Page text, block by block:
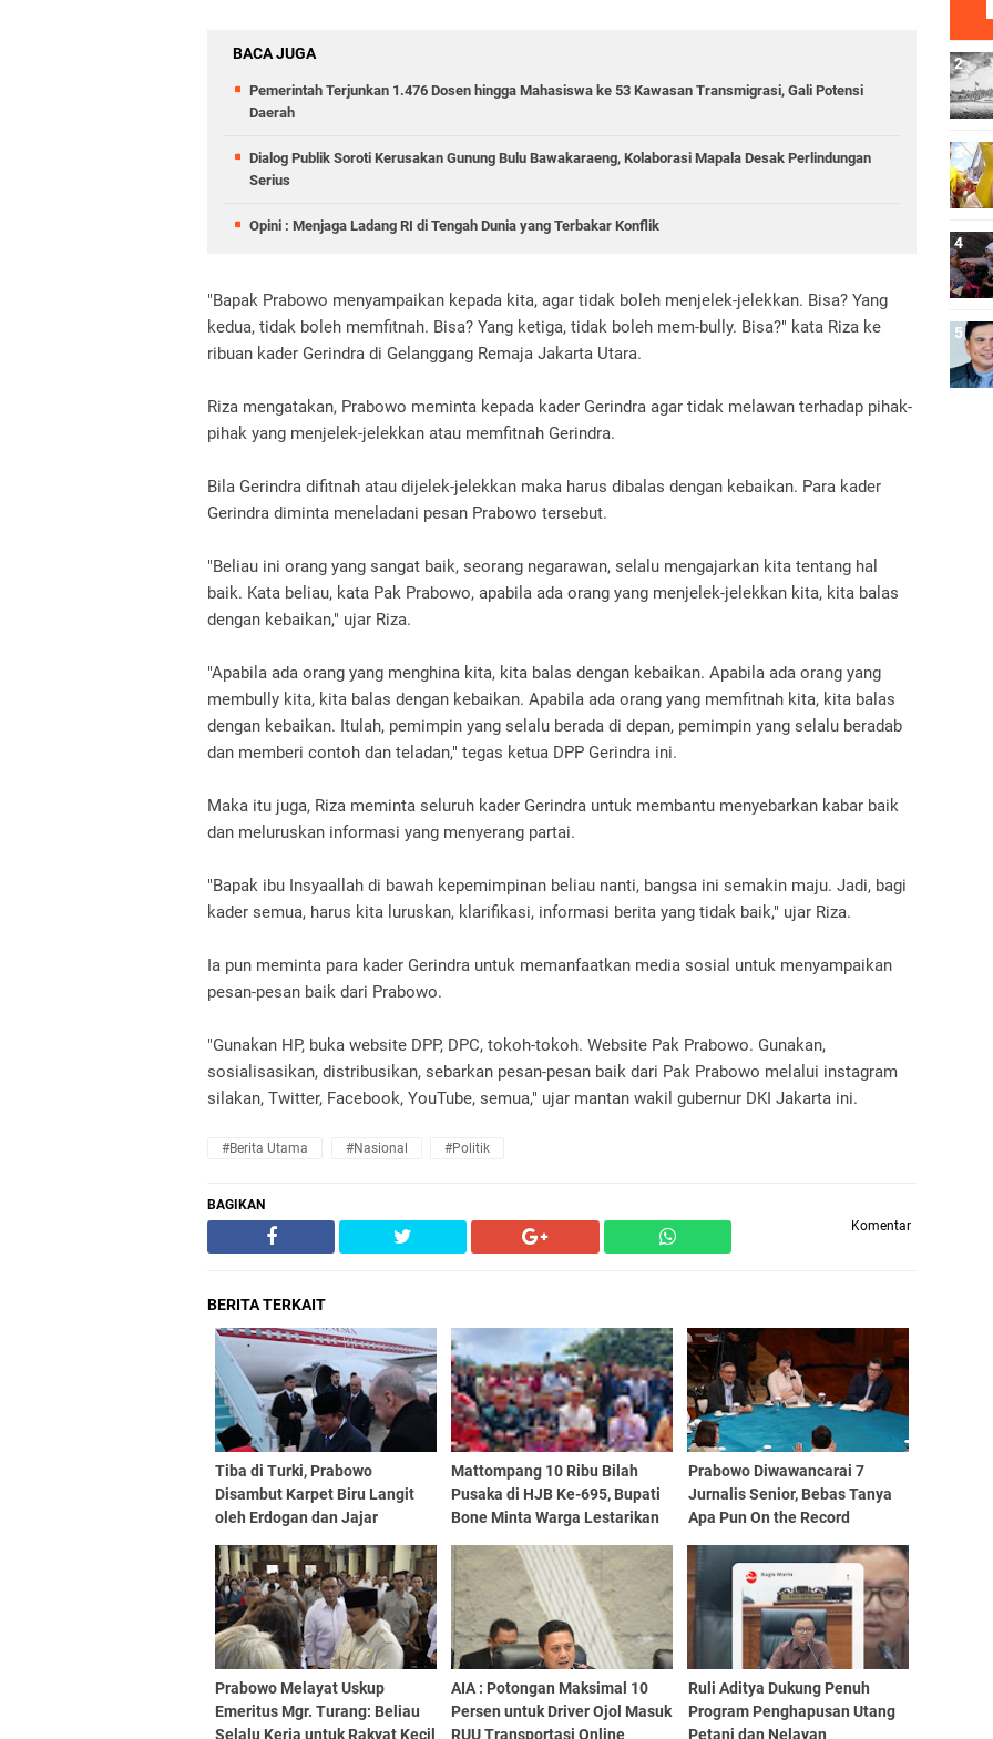
BACA JUGA
Pemerintah Terjunkan 1.476 Dosen hingga Mahasiswa ke 53 Kawasan Transmigrasi, Gali Potensi
Daerah
Dialog Publik Soroti Kerusakan Gunung Bulu Bawakaraeng, Kolaborasi Mapala Desak Perlindungan
Serius
Opini : Menjaga Ladang RI di Tengah Dunia yang Terbakar Konflik
"Bapak Prabowo menyampaikan kepada kita, agar tidak boleh menjelek-jelekkan. Bisa? Yang
kedua, tidak boleh memfitnah. Bisa? Yang ketiga, tidak boleh mem-bully. Bisa?" kata Riza ke
ribuan kader Gerindra di Gelanggang Remaja Jakarta Utara.
Riza mengatakan, Prabowo meminta kepada kader Gerindra agar tidak melawan terhadap pihak-
pihak yang menjelek-jelekkan atau memfitnah Gerindra.
Bila Gerindra difitnah atau dijelek-jelekkan maka harus dibalas dengan kebaikan. Para kader
Gerindra diminta meneladani pesan Prabowo tersebut.
"Beliau ini orang yang sangat baik, seorang negarawan, selalu mengajarkan kita tentang hal
baik. Kata beliau, kata Pak Prabowo, apabila ada orang yang menjelek-jelekkan kita, kita balas
dengan kebaikan," ujar Riza.
"Apabila ada orang yang menghina kita, kita balas dengan kebaikan. Apabila ada orang yang
membully kita, kita balas dengan kebaikan. Apabila ada orang yang memfitnah kita, kita balas
dengan kebaikan. Itulah, pemimpin yang selalu berada di depan, pemimpin yang selalu beradab
dan memberi contoh dan teladan," tegas ketua DPP Gerindra ini.
Maka itu juga, Riza meminta seluruh kader Gerindra untuk membantu menyebarkan kabar baik
dan meluruskan informasi yang menyerang partai.
"Bapak ibu Insyaallah di bawah kepemimpinan beliau nanti, bangsa ini semakin maju. Jadi, bagi
kader semua, harus kita luruskan, klarifikasi, informasi berita yang tidak baik," ujar Riza.
Ia pun meminta para kader Gerindra untuk memanfaatkan media sosial untuk menyampaikan
pesan-pesan baik dari Prabowo.
"Gunakan HP, buka website DPP, DPC, tokoh-tokoh. Website Pak Prabowo. Gunakan,
sosialisasikan, distribusikan, sebarkan pesan-pesan baik dari Pak Prabowo melalui instagram
silakan, Twitter, Facebook, YouTube, semua," ujar mantan wakil gubernur DKI Jakarta ini.
#Berita Utama #Nasional #Politik
BAGIKAN
Komentar
BERITA TERKAIT
Tiba di Turki, Prabowo
Disambut Karpet Biru Langit
oleh Erdogan dan Jajar
Mattompang 10 Ribu Bilah
Pusaka di HJB Ke-695, Bupati
Bone Minta Warga Lestarikan
Prabowo Diwawancarai 7
Jurnalis Senior, Bebas Tanya
Apa Pun On the Record
Prabowo Melayat Uskup
Emeritus Mgr. Turang: Beliau
Selalu Kerja untuk Rakyat Kecil
AIA : Potongan Maksimal 10
Persen untuk Driver Ojol Masuk
RUU Transportasi Online
Ruli Aditya Dukung Penuh
Program Penghapusan Utang
Petani dan Nelayan